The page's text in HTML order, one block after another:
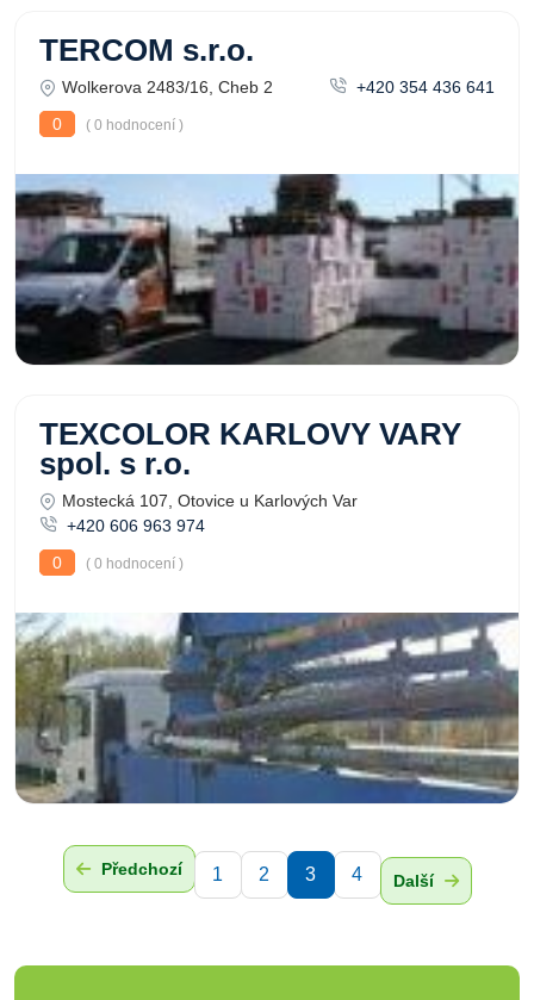
TERCOM s.r.o.
Wolkerova 2483/16, Cheb 2
+420 354 436 641
0
( 0 hodnocení )
TEXCOLOR KARLOVY VARY
spol. s r.o.
Mostecká 107, Otovice u Karlových Var
+420 606 963 974
0
( 0 hodnocení )
Předchozí 1 2 3 4 Další